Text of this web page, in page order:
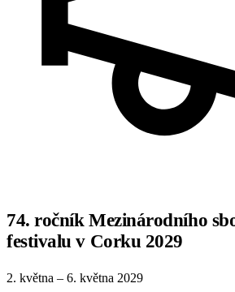
74. ročník Mezinárodního
festivalu v Corku 2029
2. května – 6. května 2029